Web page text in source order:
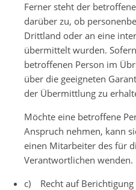
Ferner steht der
darüber zu, ob
Drittland oder an eine
übermittelt wurden.
betroffenen Person im
über die geeigneten
der Übermittlung zu
Möchte eine betroffene
Anspruch nehmen, kann
einen Mitarbeiter des für
Verantwortlichen wenden.
c) Recht auf Berichtigung